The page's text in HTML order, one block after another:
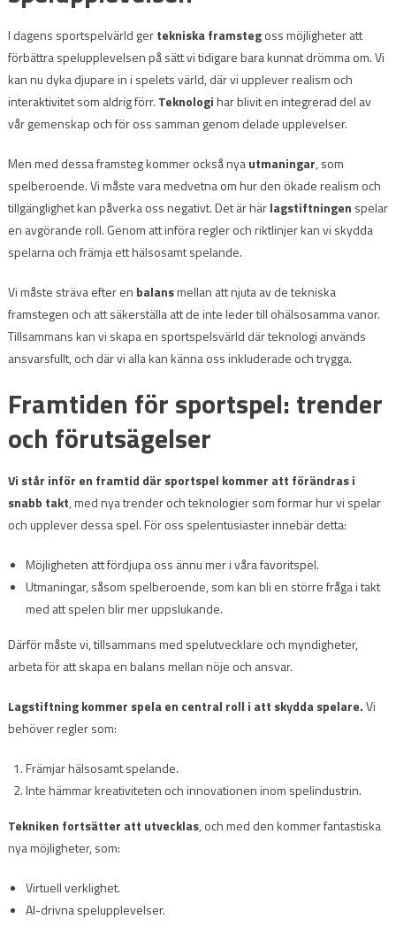
I dagens sportspelvärld gertekniska framstegoss möjligheter att
förbättra spelupplevelsen på sätt vi tidigare bara kunnat drömma om. Vi
kan nu dyka djupare in i spelets värld, där vi upplever realism och
interaktivitet som aldrig förr. Teknologihar blivit en integrerad del av
vår gemenskap och för oss samman genom delade upplevelser.
Men med dessa framsteg kommer också nyautmaningar, som
spelberoende. Vi måste vara medvetna om hur den ökade realism och
tillgänglighet kan påverka oss negativt. Det är härlagstiftningen spelar
en avgörande roll. Genom att införa regler och riktlinjer kan vi skydda
spelarna och främja ett hälsosamt spelande.
Vi måste sträva efter en balansmellan att njuta av de tekniska
framstegen och att säkerställa att de inte leder till ohälsosamma vanor.
Tillsammans kan vi skapa en sportspelsvärld där teknologi används
ansvarsfullt, och där vi alla kan känna oss inkluderade och trygga.
Framtiden för sportspel: trender
och förutsägelser
Vi står inför en framtid där sportspel kommer att förändras i
snabb takt, med nya trender och teknologier som formar hur vi spelar
och upplever dessa spel. För oss spelentusiaster innebär detta:
Möjligheten att fördjupa oss ännu mer i våra favoritspel.
Utmaningar, såsom spelberoende, som kan bli en större fråga i takt
med att spelen blir mer uppslukande.
Därför måste vi, tillsammans med spelutvecklare och myndigheter,
arbeta för att skapa en balans mellan nöje och ansvar.
Lagstiftning kommer spela en central roll i att skydda spelare.Vi
behöver regler som:
Främjar hälsosamt spelande.
Inte hämmar kreativiteten och innovationen inom spelindustrin.
Tekniken fortsätter att utvecklas, och med den kommer fantastiska
nya möjligheter, som:
Virtuell verklighet.
AI-drivna spelupplevelser.